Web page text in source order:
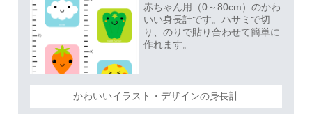
赤ちゃん用（0～80cm）のかわ
いい身長計です。ハサミで切
り、のりで貼り合わせて簡単に
作れます。
かわいいイラスト・デザインの身長計